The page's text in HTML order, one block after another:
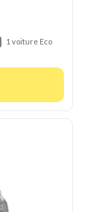
1 voiture Eco